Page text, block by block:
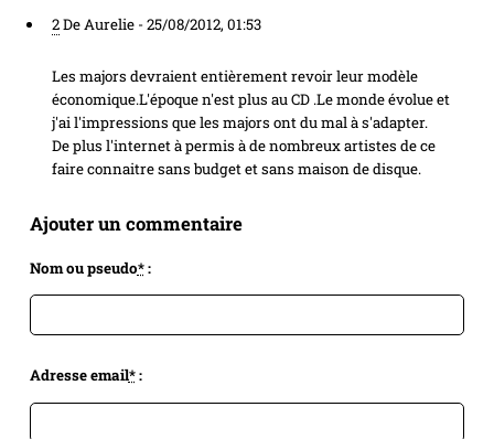
2De Aurelie -25/08/2012, 01:53
Les majors devraient entièrement revoir leur modèle
économique.L'époque n'est plus au CD .Le monde évolue et
j'ai l'impressions que les majors ont du mal à s'adapter.
De plus l'internet à permis à de nombreux artistes de ce
faire connaitre sans budget et sans maison de disque.
Ajouter un commentaire
Nom ou pseudo*:
Adresse email*: